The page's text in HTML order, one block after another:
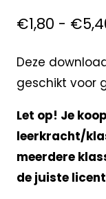
€1,80 - €
Deze
geschikt voor
Let op! Je
leerkracht/
meerdere
de juiste